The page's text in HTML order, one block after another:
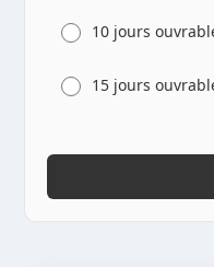
10 jours
15 jours